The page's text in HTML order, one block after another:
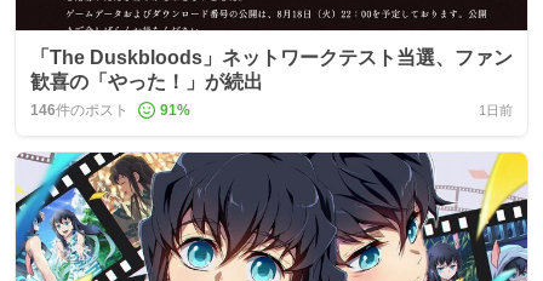
「The Duskbloods」ネットワークテスト当選、ファン
歓喜の「やった！」が続出
146件のポスト 91% 1日前